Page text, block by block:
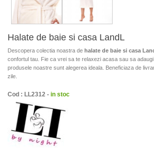
Halate de baie si casa LandL
Descopera colectia noastra de halate de baie si casa
confortul tau. Fie ca vrei sa te relaxezi acasa sau sa adaugi
produsele noastre sunt alegerea ideala. Beneficiaza de
zile.
Cod : LL2312 - in stoc